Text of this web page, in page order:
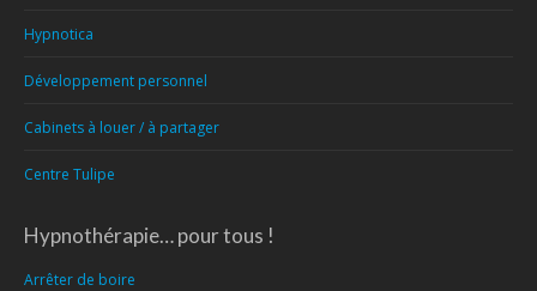
Hypnotica
Développement personnel
Cabinets à louer / à partager
Centre Tulipe
Hypnothérapie… pour tous !
Arrêter de boire